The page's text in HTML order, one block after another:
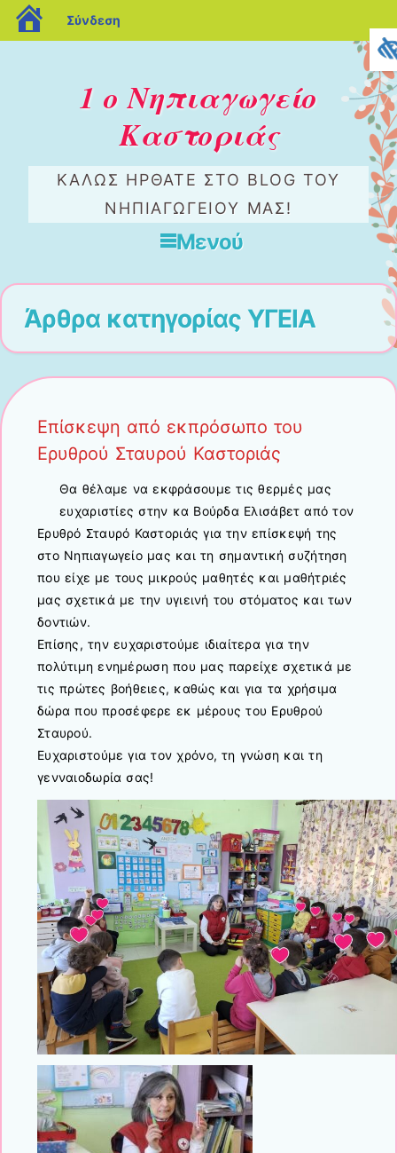
1 ο Νηπιαγωγείο
Καστοριάς
ΚΑΛΏΣ ΉΡΘΑΤΕ ΣΤΟ BLOG ΤΟΥ
ΝΗΠΙΑΓΩΓΕΊΟΥ ΜΑΣ!
Μενού
Άρθρα κατηγορίας ΥΓΕΙΑ
Επίσκεψη από εκπρόσωπο του
Ερυθρού Σταυρού Καστοριάς
Θα θέλαμε να εκφράσουμε τις θερμές μας
ευχαριστίες στην κα Βούρδα Ελισάβετ από τον
Ερυθρό Σταυρό Καστοριάς για την επίσκεψή της
στο Νηπιαγωγείο μας και τη σημαντική συζήτηση
που είχε με τους μικρούς μαθητές και μαθήτριές
μας σχετικά με την υγιεινή του στόματος και των
δοντιών.
Επίσης, την ευχαριστούμε ιδιαίτερα για την
πολύτιμη ενημέρωση που μας παρείχε σχετικά με
τις πρώτες βοήθειες, καθώς και για τα χρήσιμα
δώρα που προσέφερε εκ μέρους του Ερυθρού
Σταυρού.
Ευχαριστούμε για τον χρόνο, τη γνώση και τη
γενναιοδωρία σας!
blogs.sch.gr
Σύνδεση